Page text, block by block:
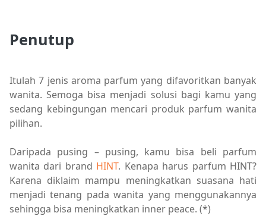
Penutup
Itulah 7 jenis aroma parfum yang difavoritkan banyak
wanita. Semoga bisa menjadi solusi bagi kamu yang
sedang kebingungan mencari produk parfum wanita
pilihan.
Daripada pusing – pusing, kamu bisa beli parfum
wanita dari brand HINT. Kenapa harus parfum HINT?
Karena diklaim mampu meningkatkan suasana hati
menjadi tenang pada wanita yang menggunakannya
sehingga bisa meningkatkan inner peace. (*)